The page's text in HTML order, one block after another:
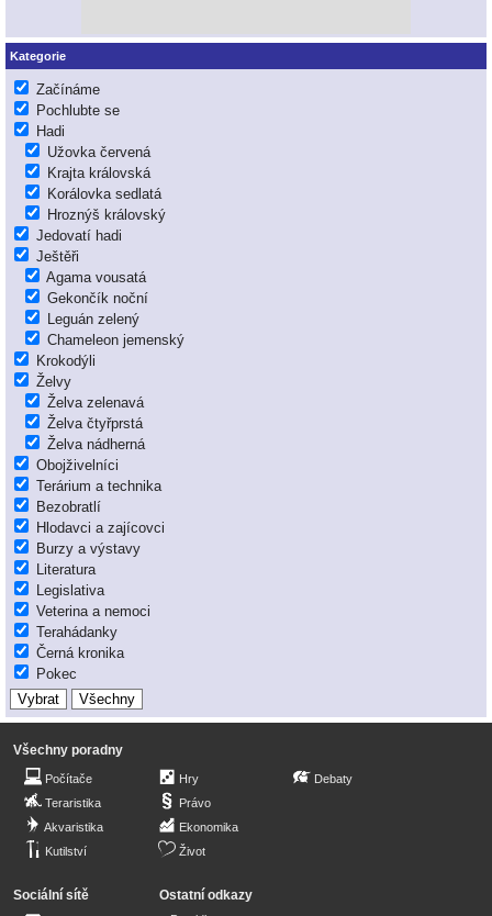
Kategorie
Začínáme
Pochlubte se
Hadi
Užovka červená
Krajta královská
Korálovka sedlatá
Hroznýš královský
Jedovatí hadi
Ještěři
Agama vousatá
Gekončík noční
Leguán zelený
Chameleon jemenský
Krokodýli
Želvy
Želva zelenavá
Želva čtyřprstá
Želva nádherná
Obojživelníci
Terárium a technika
Bezobratlí
Hlodavci a zajícovci
Burzy a výstavy
Literatura
Legislativa
Veterina a nemoci
Terahádanky
Černá kronika
Pokec
Všechny poradny
Počítače
Teraristika
Akvaristika
Kutilství
Hry
Právo
Ekonomika
Život
Debaty
Sociální sítě Ostatní odkazy